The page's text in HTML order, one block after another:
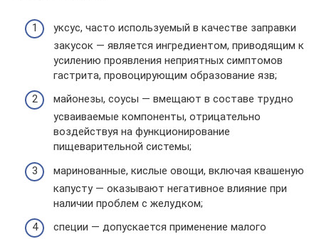
уксус, часто используемый в качестве заправки
закусок — является ингредиентом, приводящим к
усилению проявления неприятных симптомов
гастрита, провоцирующим образование язв;
майонезы, соусы — вмещают в составе трудно
усваиваемые компоненты, отрицательно
воздействуя на функционирование
пищеварительной системы;
маринованные, кислые овощи, включая квашеную
капусту — оказывают негативное влияние при
наличии проблем с желудком;
специи — допускается применение малого